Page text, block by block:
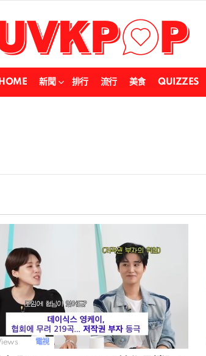
新聞 排行 流行 美食 QUIZZES
電視